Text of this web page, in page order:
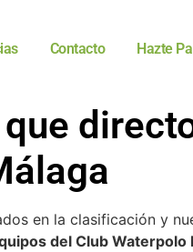
Contacto Hazte
en la clasificación y
del Club Waterpolo